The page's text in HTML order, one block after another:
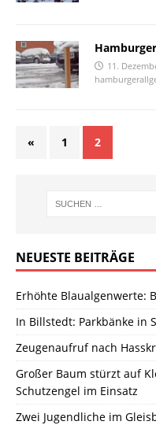
11.
« 1 2
NEUESTE BEITRÄGE
Erhöhte Blaualgenwerte:
In Billstedt: Parkbänke in
Zeugenaufruf nach
Großer Baum stürzt auf
Schutzengel im Einsatz
Zwei Jugendliche im